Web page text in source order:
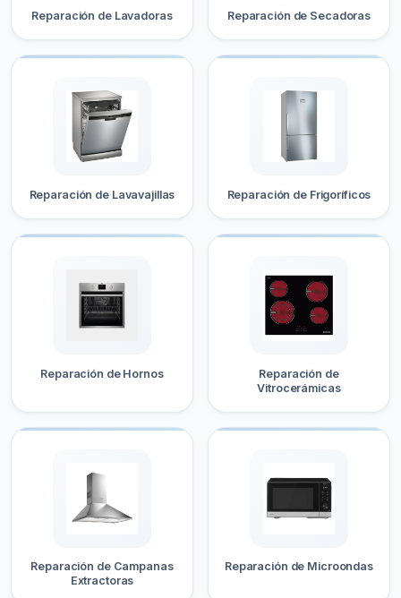
Reparación de Lavadoras Reparación de Secadoras
Reparación de Lavavajillas Reparación de Frigoríficos
Reparación de Hornos
Reparación de
Vitrocerámicas
Reparación de Campanas
Extractoras
Reparación de Microondas